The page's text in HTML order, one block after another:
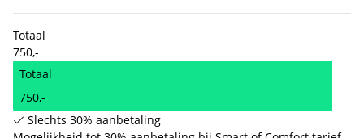
Totaal
750,-
Totaal
750,-
Slechts 30% aanbetaling